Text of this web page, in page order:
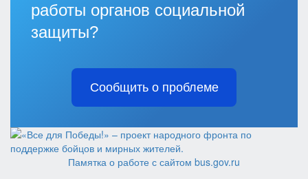
работы органов социальной
защиты?
Сообщить о проблеме
Памятка о работе с сайтом bus.gov.ru